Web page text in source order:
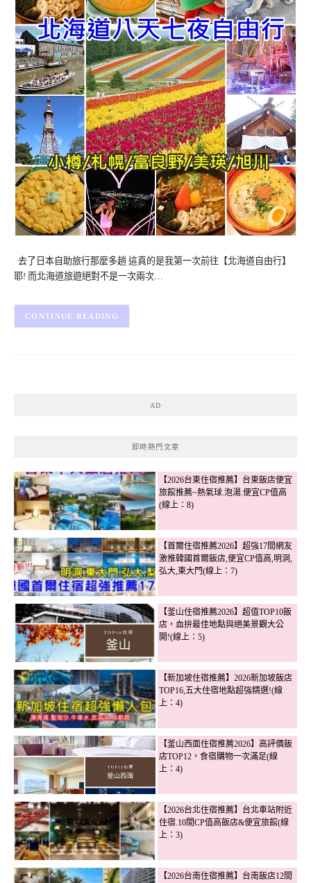
去了日本自助旅行那麼多趟 這真的是我第一次前往【北海道自由行】
耶! 而北海道旅遊絕對不是一次兩次…
CONTINUE READING
AD
即時熱門文章
【2026台東住宿推薦】台東飯店便宜
旅館推薦~熱氣球.泡湯.便宜CP值高
(線上：8)
【首爾住宿推薦2026】超強17間網友
激推韓國首爾飯店,便宜CP值高,明洞,
弘大,東大門(線上：7)
【釜山住宿推薦2026】超值TOP10飯
店，血拚最佳地點與絕美景觀大公
開!(線上：5)
【新加坡住宿推薦】2026新加坡飯店
TOP16,五大住宿地點超強精選!(線
上：4)
【釜山西面住宿推薦2026】高評價飯
店TOP12，食宿購物一次滿足(線
上：4)
【2026台北住宿推薦】台北車站附近
住宿.10間CP值高飯店&便宜旅館(線
上：3)
【2026台南住宿推薦】台南飯店12間